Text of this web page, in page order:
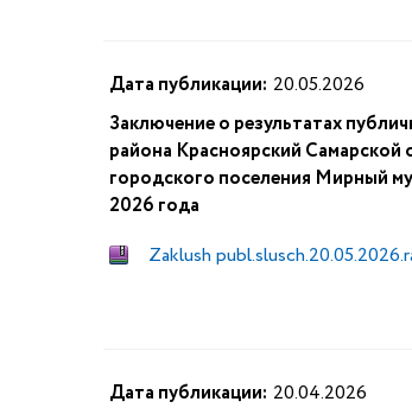
Дата публикации: 20.05.2026
Заключение о результатах
района Красноярский
городского поселения Мирный
2026 года
Zaklush
Дата публикации: 20.04.2026